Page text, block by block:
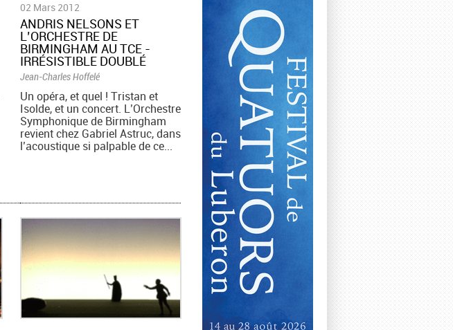
02 Mars 2012
ANDRIS NELSONS ET
L’ORCHESTRE DE
BIRMINGHAM AU TCE -
IRRÉSISTIBLE DOUBLÉ
Jean-Charles Hoffelé
Un opéra, et quel ! Tristan et
Isolde, et un concert. L’Orchestre
Symphonique de Birmingham
revient chez Gabriel Astruc, dans
l’acoustique si palpable de ce...